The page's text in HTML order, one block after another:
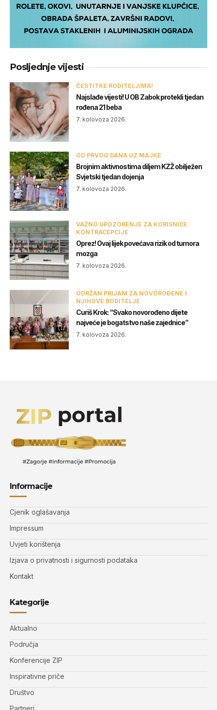
Posljednje vijesti
ČESTITKE RODITELJIMA!
Najslađe vijesti! U OB Zabok protekli tjedan
rođena 21 beba
7. kolovoza 2026.
OD PRVOG DANA UZ MAJKE
Brojnim aktivnostima diljem KZŽ obilježen
Svjetski tjedan dojenja
7. kolovoza 2026.
VAŽNO UPOZORENJE ZA KORISNICE
KONTRACEPCIJE
Oprez! Ovaj lijek povećava rizik od tumora
mozga
7. kolovoza 2026.
ODRŽAN PRIJAM ZA NOVOROĐENE I
NJIHOVE RODITELJE
Curiš Krok: “Svako novorođeno dijete
najveće je bogatstvo naše zajednice”
7. kolovoza 2026.
Informacije
Cjenik oglašavanja
Impressum
Uvjeti korištenja
Izjava o privatnosti i sigurnosti podataka
Kontakt
Kategorije
Aktualno
Područja
Konferencije ZIP
Inspirativne priče
Društvo